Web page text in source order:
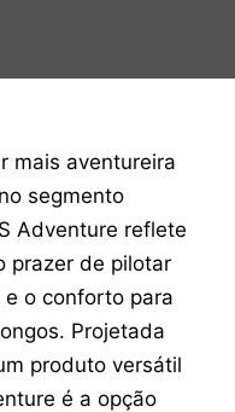
mais aventureira
segmento
Adventure reflete
prazer de pilotar
o conforto para
Projetada
produto versátil
é a opção